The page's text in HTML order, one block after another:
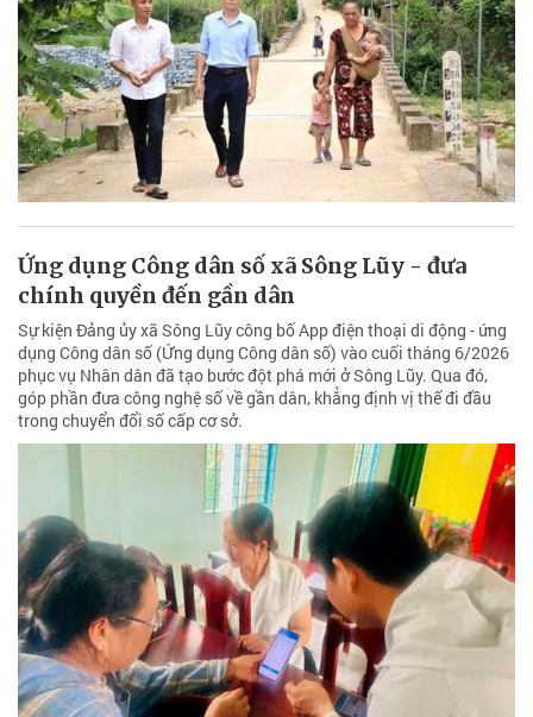
Ứng dụng Công dân số xã Sông Lũy - đưa
chính quyền đến gần dân
Sự kiện Đảng ủy xã Sông Lũy công bố App điện thoại di động - ứng
dụng Công dân số (Ứng dụng Công dân số) vào cuối tháng 6/2026
phục vụ Nhân dân đã tạo bước đột phá mới ở Sông Lũy. Qua đó,
góp phần đưa công nghệ số về gần dân, khẳng định vị thế đi đầu
trong chuyển đổi số cấp cơ sở.